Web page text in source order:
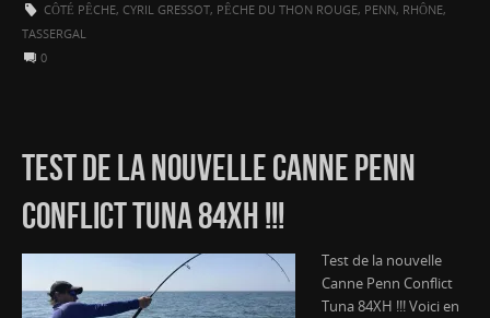
CÔTÉ PÊCHE, CYRIL GRESSOT, PÊCHE DU THON ROUGE, PENN, RHÔNE,
TASSERGAL
0
TEST DE LA NOUVELLE CANNE PENN
CONFLICT TUNA 84XH !!!
Test de la nouvelle
Canne Penn Conflict
Tuna 84XH !!! Voici en